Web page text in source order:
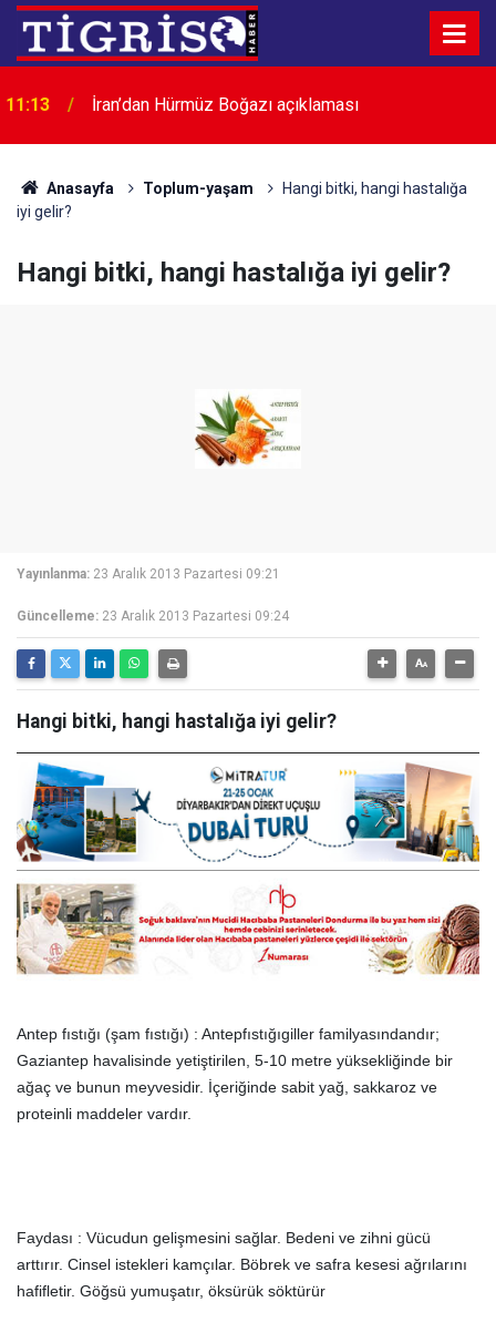
11:01 Gaziantep’te ruhsatsız silah operasyonu: 1 gözaltı
Anasayfa Toplum-yaşam
Hangi bitki, hangi hastalığa
iyi gelir?
Hangi bitki, hangi hastalığa iyi gelir?
Yayınlanma: 23 Aralık 2013 Pazartesi 09:21
Güncelleme: 23 Aralık 2013 Pazartesi 09:24
Hangi bitki, hangi hastalığa iyi gelir?
Antep fıstığı (şam fıstığı) : Antepfıstığıgiller familyasındandır;
Gaziantep havalisinde yetiştirilen, 5-10 metre yüksekliğinde bir
ağaç ve bunun meyvesidir. İçeriğinde sabit yağ, sakkaroz ve
proteinli maddeler vardır.
Faydası : Vücudun gelişmesini sağlar. Bedeni ve zihni gücü
arttırır. Cinsel istekleri kamçılar. Böbrek ve safra kesesi ağrılarını
hafifletir. Göğsü yumuşatır, öksürük söktürür